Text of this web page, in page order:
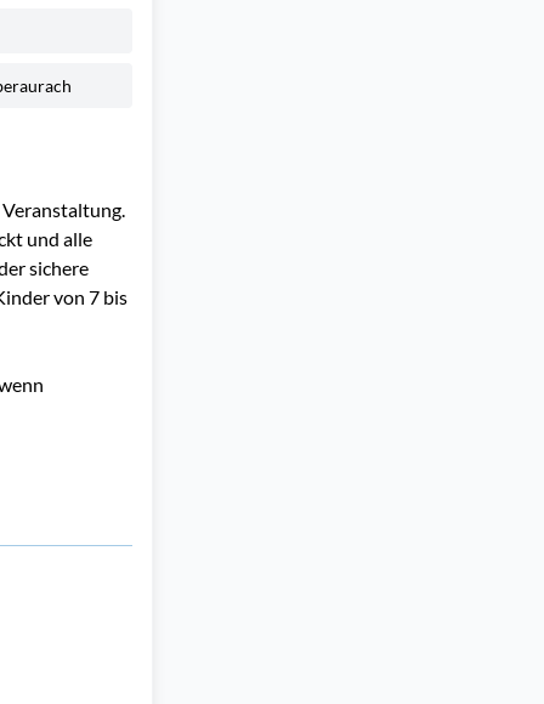
und alle
sichere
von 7 bis